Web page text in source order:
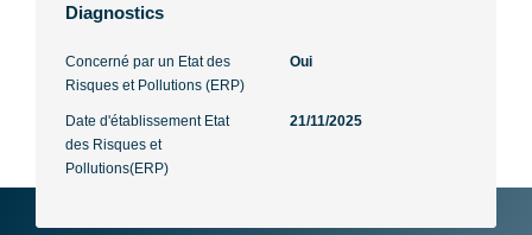
Diagnostics
Concerné par un Etat des
Risques et Pollutions (ERP)
Oui
Date d'établissement Etat
des Risques et
Pollutions(ERP)
21/11/2025